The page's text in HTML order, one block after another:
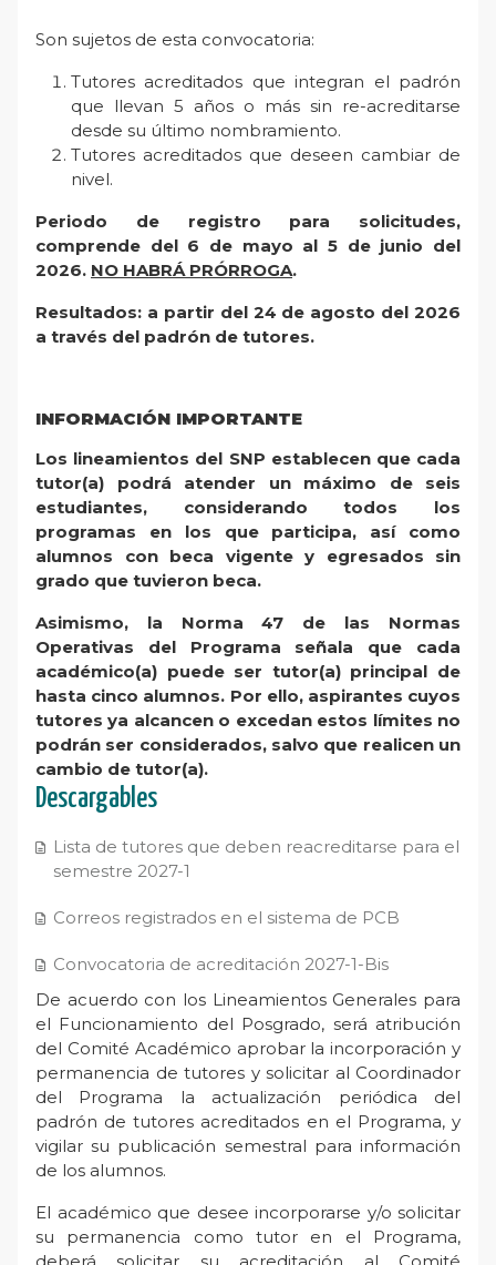
Son sujetos de esta convocatoria:
Tutores acreditados que integran el padrón
que llevan 5 años o más sin re-acreditarse
desde su último nombramiento.
Tutores acreditados que deseen cambiar de
nivel.
Periodo de registro para solicitudes,
comprende del 6 de mayo al 5 de junio del
2026. NO HABRÁ PRÓRROGA.
Resultados: a partir del 24 de agosto del 2026
a través del padrón de tutores.
INFORMACIÓN IMPORTANTE
Los lineamientos del SNP establecen que cada
tutor(a) podrá atender un máximo de seis
estudiantes, considerando todos los
programas en los que participa, así como
alumnos con beca vigente y egresados sin
grado que tuvieron beca.
Asimismo, la Norma 47 de las Normas
Operativas del Programa señala que cada
académico(a) puede ser tutor(a) principal de
hasta cinco alumnos. Por ello, aspirantes cuyos
tutores ya alcancen o excedan estos límites no
podrán ser considerados, salvo que realicen un
cambio de tutor(a).
Descargables
Lista de tutores que deben reacreditarse para el
semestre 2027-1
Correos registrados en el sistema de PCB
Convocatoria de acreditación 2027-1-Bis
De acuerdo con los Lineamientos Generales para
el Funcionamiento del Posgrado, será atribución
del Comité Académico aprobar la incorporación y
permanencia de tutores y solicitar al Coordinador
del Programa la actualización periódica del
padrón de tutores acreditados en el Programa, y
vigilar su publicación semestral para información
de los alumnos.
El académico que desee incorporarse y/o solicitar
su permanencia como tutor en el Programa,